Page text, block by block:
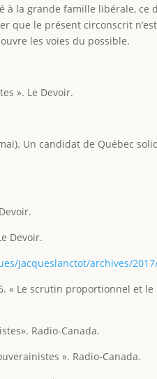
la grande famille libérale, ce
que le présent circonscrit
les voies du possible.
». Le Devoir.
Un candidat de Québec
Devoir.
jacqueslanctot/archives/
« Le scrutin proportionnel et le
Radio-Canada.
». Radio-Canada.